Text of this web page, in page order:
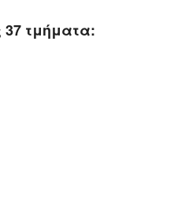
37 τμήματα: